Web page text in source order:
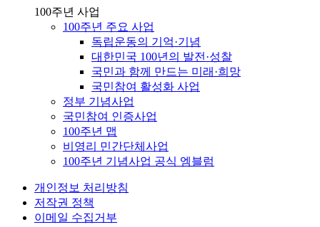
100주년 사업
100주년 주요 사업
독립운동의 기억·기념
대한민국 100년의 발전·성찰
국민과 함께 만드는 미래·희망
국민참여 활성화 사업
정부 기념사업
국민참여 인증사업
100주년 맵
비영리 민간단체사업
100주년 기념사업 공식 엠블럼
개인정보 처리방침
저작권 정책
이메일 수집거부